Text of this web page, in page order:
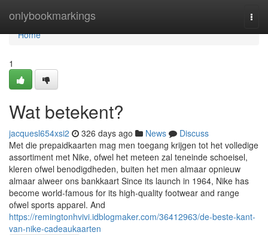
onlybookmarkings
Home
Home
1
Wat betekent?
jacquesl654xsi2 326 days ago News
Discuss
Met die prepaidkaarten mag men toegang krijgen tot het volledige
assortiment met Nike, ofwel het meteen zal teneinde schoeisel,
kleren ofwel benodigdheden, buiten het men almaar opnieuw
almaar alweer ons bankkaart Since its launch in 1964, Nike has
become world-famous for its high-quality footwear and range
ofwel sports apparel. And
https://remingtonhvivi.idblogmaker.com/36412963/de-beste-kant-
van-nike-cadeaukaarten